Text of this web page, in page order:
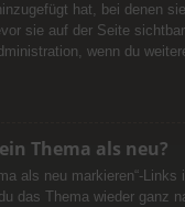
hat, bei denen
sie auf der Seite
wenn du
Thema als neu?
als neu markieren“-Links
das Thema wieder ganz